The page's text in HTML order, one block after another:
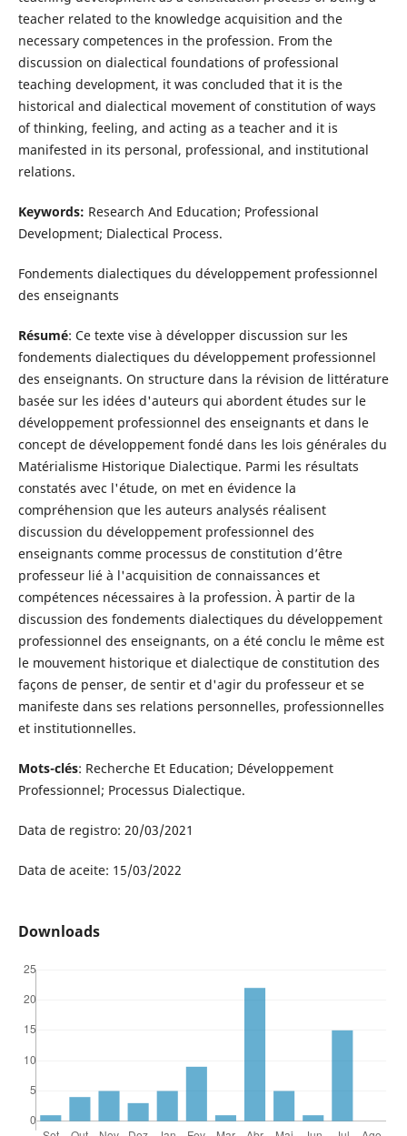
teacher related to the knowledge acquisition and the
necessary competences in the profession. From the
discussion on dialectical foundations of professional
teaching development, it was concluded that it is the
historical and dialectical movement of constitution of ways
of thinking, feeling, and acting as a teacher and it is
manifested in its personal, professional, and institutional
relations.
Keywords: Research And Education; Professional
Development; Dialectical Process.
Fondements dialectiques du développement professionnel
des enseignants
Résumé: Ce texte vise à développer discussion sur les
fondements dialectiques du développement professionnel
des enseignants. On structure dans la révision de littérature
basée sur les idées d'auteurs qui abordent études sur le
développement professionnel des enseignants et dans le
concept de développement fondé dans les lois générales du
Matérialisme Historique Dialectique. Parmi les résultats
constatés avec l'étude, on met en évidence la
compréhension que les auteurs analysés réalisent
discussion du développement professionnel des
enseignants comme processus de constitution d’être
professeur lié à l'acquisition de connaissances et
compétences nécessaires à la profession. À partir de la
discussion des fondements dialectiques du développement
professionnel des enseignants, on a été conclu le même est
le mouvement historique et dialectique de constitution des
façons de penser, de sentir et d'agir du professeur et se
manifeste dans ses relations personnelles, professionnelles
et institutionnelles.
Mots-clés: Recherche Et Education; Développement
Professionnel; Processus Dialectique.
Data de registro: 20/03/2021
Data de aceite: 15/03/2022
Downloads